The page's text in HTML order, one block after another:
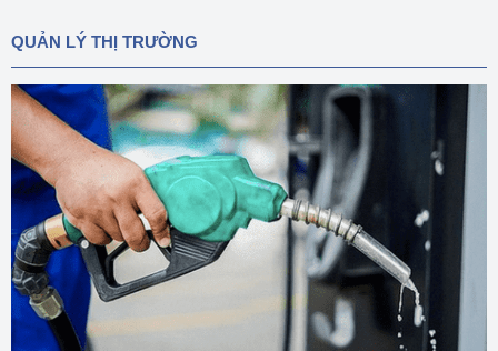
QUẢN LÝ THỊ TRƯỜNG